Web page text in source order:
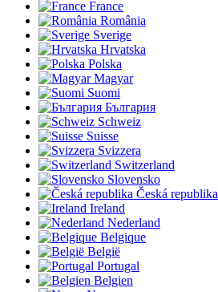
France
România
Sverige
Hrvatska
Polska
Magyar
Suomi
България
Schweiz
Suisse
Svizzera
Switzerland
Slovensko
Česká republika
Ireland
Nederland
Belgique
België
Portugal
Belgien